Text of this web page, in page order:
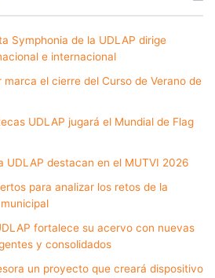
Symphonia de la UDLAP dirige
e internacional
el cierre del Curso de Verano de
UDLAP jugará el Mundial de Flag
UDLAP destacan en el MUTVI 2026
para analizar los retos de la
fortalece su acervo con nuevas
y consolidados
un proyecto que creará dispositivo